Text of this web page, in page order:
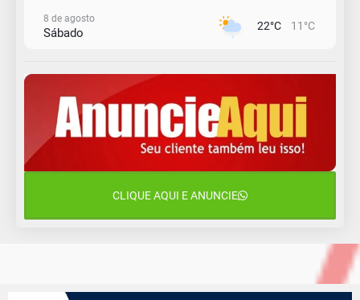
8 de agosto
Sábado 22°C 11°C
Domingo 16°C 12°C
10 de agosto
Segunda-Feira
Terça-Feira
CLIQUE AQUI E ANUNCIE